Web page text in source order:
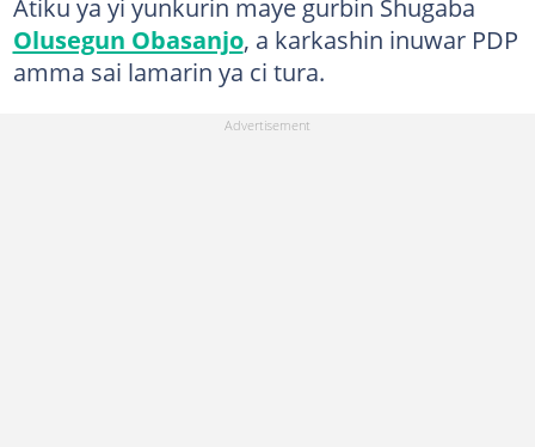
Atiku ya yi yunkurin maye gurbin Shugaba
Olusegun Obasanjo, a karkashin inuwar PDP
amma sai lamarin ya ci tura.